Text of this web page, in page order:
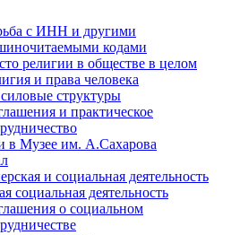
с ИНН и другими
кодами
религии в обществе в целом
и права человека
структуры
и практическое
в Музее им. А.Сахарова
и социальная деятельность
социальная деятельность
о социальном